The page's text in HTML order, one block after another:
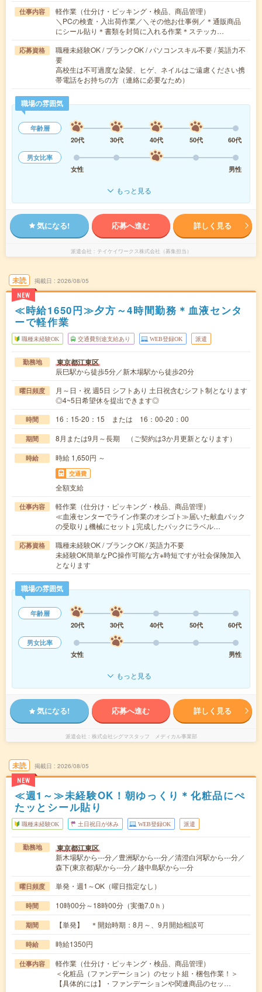
仕事内容
軽作業（仕分け・ピッキング・検品、商品管理）
＼PCの検査・入出荷作業／＼その他お仕事例／＊通販商品
にシール貼り＊書類を封筒に入れる作業＊ステッカ…
応募資格
職種未経験OK / ブランクOK / パソコンスキル不要 / 英語力不
要
高校生は不可過度な染髪、ヒゲ、ネイルはご遠慮ください携
帯電話をお持ちの方（連絡に必要なため）
職場の雰囲気
年齢層
20代
30代 40代 50代
60代
男女比率
女性
男性
もっと見る
気になる! 応募へ進む 詳しく見る
派遣会社 テイケイワークス株式会社（募集担当）
未読
NEW
掲載日 2026/08/05
≪時給1650円≫夕方～4時間勤務＊血液センタ
ーで軽作業
職種未経験OK 交通費別途支給あり WEB登録OK 派遣
勤務地 東京都江東区
辰巳駅から徒歩5分／新木場駅から徒歩20分
曜日頻度
月～日・祝 週5日 シフトあり 土日祝含むシフト制となります
◎4~5日希望休を提出できます◎
時間 16：15-20：15 または 16：00-20：00
期間 8月または9月～長期 （ご契約は3か月更新となります）
時給 時給 1,650円 ～
交通費
全額支給
仕事内容
軽作業（仕分け・ピッキング・検品、商品管理）
≪血液センターでライン作業のオシゴト≫届いた献血パック
の受取り↓機械にセット↓完成したパックにラベル…
応募資格
職種未経験OK / ブランクOK / 英語力不要
未経験OK簡単なPC操作可能な方※時短ですが社会保険加入
となります
職場の雰囲気
年齢層
20代
30代 40代 50代
60代
男女比率
女性
男性
もっと見る
気になる! 応募へ進む 詳しく見る
派遣会社 株式会社シグマスタッフ メディカル事業部
未読
NEW
掲載日 2026/08/05
≪週1～≫未経験OK！朝ゆっくり＊化粧品にぺ
たッとシール貼り
職種未経験OK 土日祝日が休み WEB登録OK 派遣
勤務地 東京都江東区
新木場駅から---分／豊洲駅から---分／清澄白河駅から---分／
森下(東京都)駅から---分／越中島駅から---分
曜日頻度 単発・週1～OK（曜日指定なし）
時間 10時00分～18時00分（実働7.0ｈ）
期間 【単発】 ＊開始時期：8月～、9月開始相談可
時給 時給1350円
仕事内容
軽作業（仕分け・ピッキング・検品、商品管理）
＜化粧品（ファンデーション）のセット組・梱包作業！＞
【具体的には】・ファンデーションや関連商品のセッ…